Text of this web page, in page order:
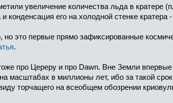
увеличение количества льда в кратере
и конденсация его на холодной стенке кратера
но это первые прямо зафиксированные
.
про Цереру и про Dawn. Вне Земли
масштабах в миллионы лет, ибо за такой
торчащего на всеобщем обозрении